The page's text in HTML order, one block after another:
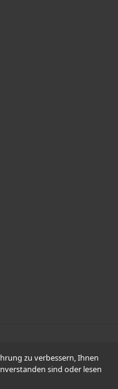
zu verbessern, Ihnen
sind oder lesen